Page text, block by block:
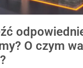
O czym